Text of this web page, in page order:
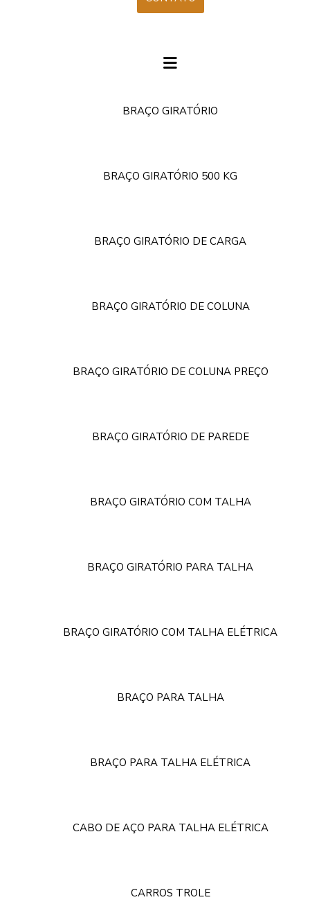
BRAÇO GIRATÓRIO
BRAÇO GIRATÓRIO 500 KG
BRAÇO GIRATÓRIO DE CARGA
BRAÇO GIRATÓRIO DE COLUNA
BRAÇO GIRATÓRIO DE COLUNA PREÇO
BRAÇO GIRATÓRIO DE PAREDE
BRAÇO GIRATÓRIO COM TALHA
BRAÇO GIRATÓRIO PARA TALHA
BRAÇO GIRATÓRIO COM TALHA ELÉTRICA
BRAÇO PARA TALHA
BRAÇO PARA TALHA ELÉTRICA
CABO DE AÇO PARA TALHA ELÉTRICA
CARROS TROLE